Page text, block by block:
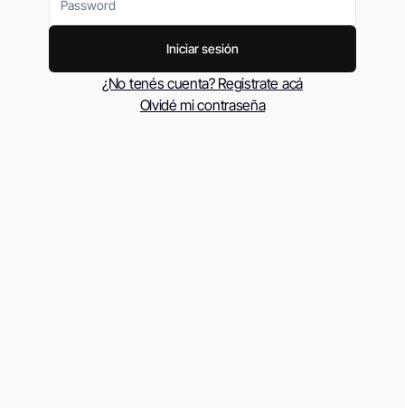
Iniciar sesión
¿No tenés cuenta? Registrate acá
Olvidé mi contraseña